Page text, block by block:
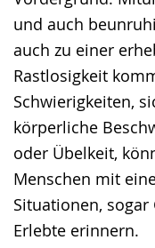
und auch
auch zu einer
Rastlosigkeit
Schwierigkeiten,
körperliche
oder Übelkeit,
Menschen mit
Situationen, sogar
Erlebte erinnern.